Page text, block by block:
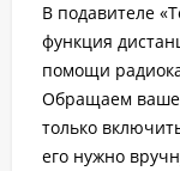
В подавителе
функция
помощи
Обращаем ваше
только
его нужно